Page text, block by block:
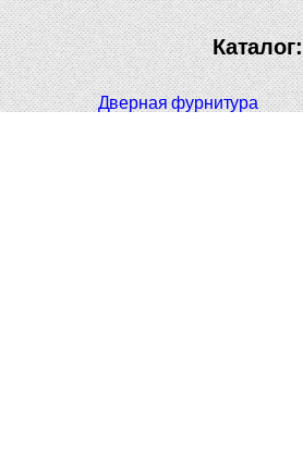
Каталог:
Дверная фурнитура